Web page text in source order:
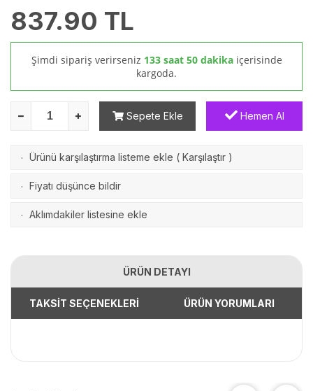
837.90 TL
Şimdi sipariş verirseniz 133 saat 50 dakika içerisinde
kargoda.
Sepete Ekle Hemen Al
· Ürünü karşılaştırma listeme ekle ( Karşılaştır )
· Fiyatı düşünce bildir
· Aklımdakiler listesine ekle
ÜRÜN DETAYI
TAKSİT SEÇENEKLERİ ÜRÜN YORUMLARI